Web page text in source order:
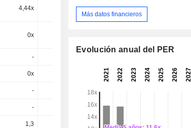
4,44x 4,38x 4,17x
0x
-
0x 6,24x 5,89x
-
- -
1,3 1,322 1,278
Más datos financieros
Evolución anual del PER